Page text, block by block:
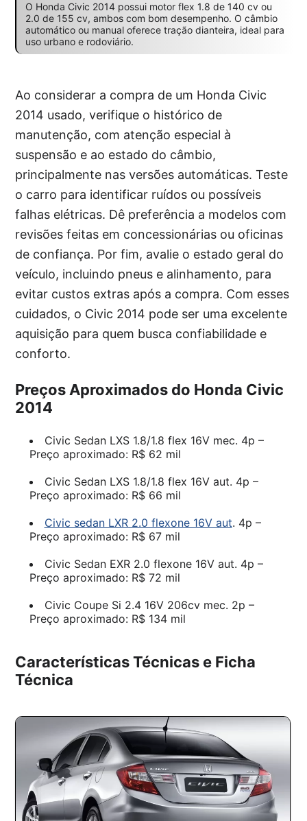
O Honda Civic 2014 possui motor flex 1.8 de 140 cv ou
2.0 de 155 cv, ambos com bom desempenho. O câmbio
automático ou manual oferece tração dianteira, ideal para
uso urbano e rodoviário.
Ao considerar a compra de um Honda Civic
2014 usado, verifique o histórico de
manutenção, com atenção especial à
suspensão e ao estado do câmbio,
principalmente nas versões automáticas. Teste
o carro para identificar ruídos ou possíveis
falhas elétricas. Dê preferência a modelos com
revisões feitas em concessionárias ou oficinas
de confiança. Por fim, avalie o estado geral do
veículo, incluindo pneus e alinhamento, para
evitar custos extras após a compra. Com esses
cuidados, o Civic 2014 pode ser uma excelente
aquisição para quem busca confiabilidade e
conforto.
Preços Aproximados do Honda Civic
2014
Civic Sedan LXS 1.8/1.8 flex 16V mec. 4p –
Preço aproximado: R$ 62 mil
Civic Sedan LXS 1.8/1.8 flex 16V aut. 4p –
Preço aproximado: R$ 66 mil
Civic sedan LXR 2.0 flexone 16V aut. 4p –
Preço aproximado: R$ 67 mil
Civic Sedan EXR 2.0 flexone 16V aut. 4p –
Preço aproximado: R$ 72 mil
Civic Coupe Si 2.4 16V 206cv mec. 2p –
Preço aproximado: R$ 134 mil
Características Técnicas e Ficha
Técnica